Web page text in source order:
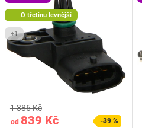
O třetinu levnější
+1
od 839 Kč
1 386 Kč
-39 %